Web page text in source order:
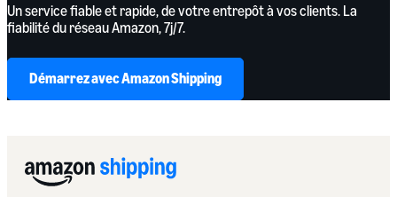
Un service fiable et rapide, de votre entrepôt à vos clients. La
fiabilité du réseau Amazon, 7j/7.
Démarrez avec Amazon Shipping